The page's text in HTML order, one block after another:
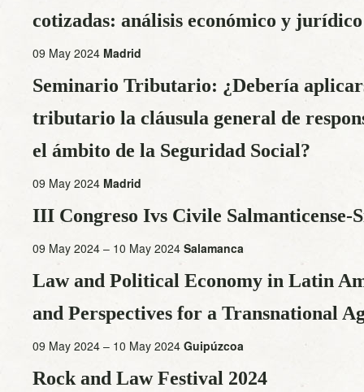
cotizadas: análisis económico y jurídico
09 May 2024 Madrid
Seminario Tributario: ¿Debería
tributario la cláusula general de
el ámbito de la Seguridad Social?
09 May 2024 Madrid
III Congreso Ivs Civile Salmanticense-
09 May 2024 – 10 May 2024 Salamanca
Law and Political Economy in Latin
and Perspectives for a Transnational
09 May 2024 – 10 May 2024 Guipúzcoa
Rock and Law Festival 2024